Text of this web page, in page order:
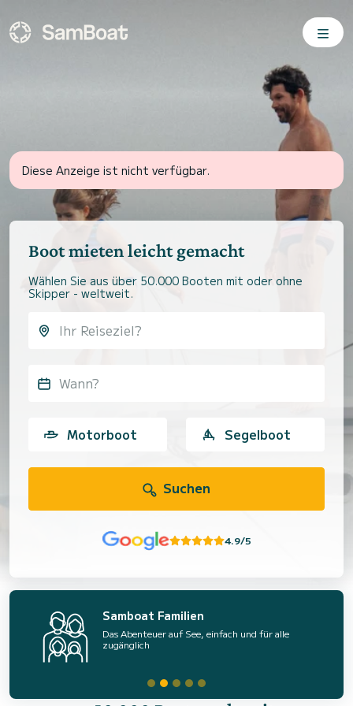
Diese Anzeige ist nicht verfügbar.
Boot mieten leicht gemacht
Wählen Sie aus über 50.000 Booten mit oder ohne
Skipper - weltweit.
Wann?
Motorboot Segelboot
Suchen
4.9/5
Samboat Familien
Das Abenteuer auf See, einfach und für alle
zugänglich